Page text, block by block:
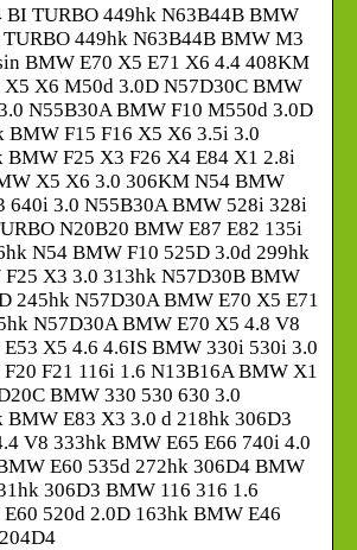
TURBO 449hk N63B44B BMW
449hk N63B44B BMW M3
BMW E70 X5 E71 X6 4.4 408KM
X6 M50d 3.0D N57D30C BMW
N55B30A BMW F10 M550d 3.0D
BMW F15 F16 X5 X6 3.5i 3.0
BMW F25 X3 F26 X4 E84 X1 2.8i
X5 X6 3.0 306KM N54 BMW
640i 3.0 N55B30A BMW 528i 328i
N20B20 BMW E87 E82 135i
N54 BMW F10 525D 3.0d 299hk
X3 3.0 313hk N57D30B BMW
245hk N57D30A BMW E70 X5 E71
N57D30A BMW E70 X5 4.8 V8
X5 4.6 4.6IS BMW 330i 530i 3.0
F21 116i 1.6 N13B16A BMW X1
BMW 330 530 630 3.0
BMW E83 X3 3.0 d 218hk 306D3
V8 333hk BMW E65 E66 740i 4.0
E60 535d 272hk 306D4 BMW
306D3 BMW 116 316 1.6
520d 2.0D 163hk BMW E46